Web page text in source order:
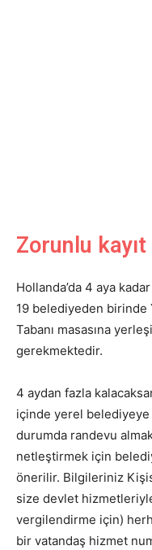
Zorunlu kayıt
Hollanda’da 4 aya
19 belediyeden birinde
Tabanı masasına
gerekmektedir.
4 aydan fazla
içinde yerel belediyeye
durumda randevu
netleştirmek için
önerilir. Bilgileriniz
size devlet
vergilendirme için)
bir vatandaş hizmet